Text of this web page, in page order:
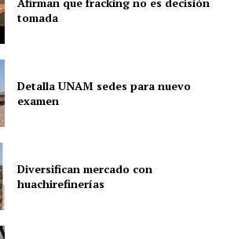
Afirman que fracking no es decisión
tomada
Detalla UNAM sedes para nuevo
examen
Diversifican mercado con
huachirefinerías